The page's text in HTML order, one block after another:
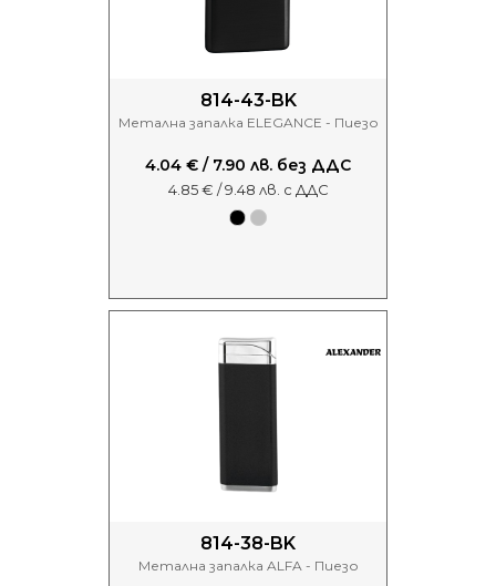
814-43-BK
Метална запалка ELEGANCE - Пиезо
4.04 € / 7.90 лв. без ДДС
4.85 € / 9.48 лв. с ДДС
814-38-BK
Метална запалка ALFA - Пиезо